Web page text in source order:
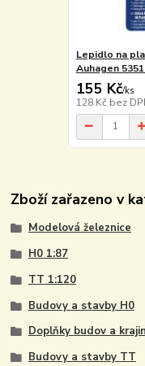
Lepidlo na
Auhagen
155 Kč/ks
128 Kč bez
Zboží zařazeno v
Modelová železnice
H0 1:87
TT 1:120
Budovy a stavby H0
Doplňky budov a
Budovy a stavby TT